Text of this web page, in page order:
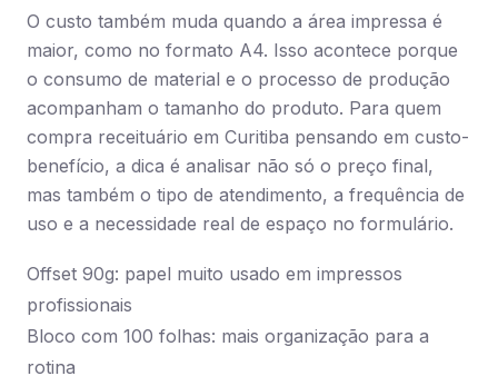
O custo também muda quando a área impressa é
maior, como no formato A4. Isso acontece porque
o consumo de material e o processo de produção
acompanham o tamanho do produto. Para quem
compra receituário em Curitiba pensando em custo-
benefício, a dica é analisar não só o preço final,
mas também o tipo de atendimento, a frequência de
uso e a necessidade real de espaço no formulário.
Offset 90g: papel muito usado em impressos
profissionais
Bloco com 100 folhas: mais organização para a
rotina